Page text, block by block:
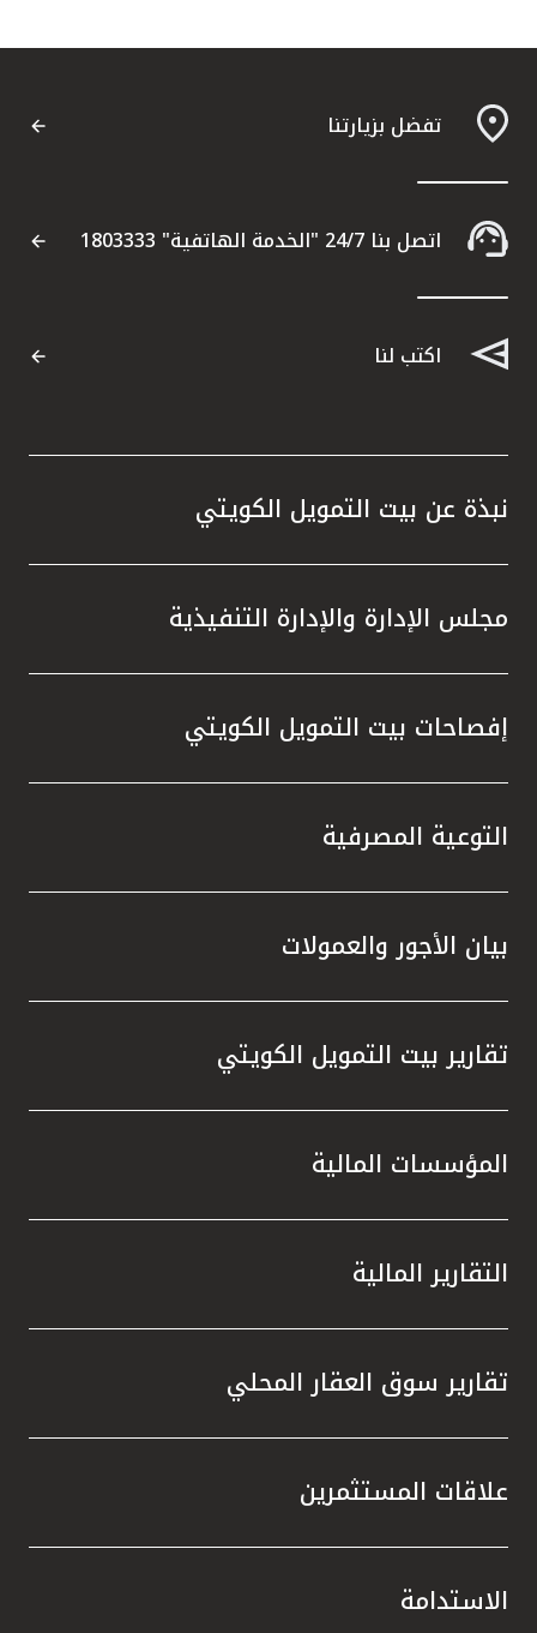
تفضل بزيارتنا
اتصل بنا 24/7 "الخدمة الهاتفية" 1803333
اكتب لنا
نبذة عن بيت التمويل الكويتي
مجلس الإدارة والإدارة التنفيذية
إفصاحات بيت التمويل الكويتي
التوعية المصرفية
بيان الأجور والعمولات
تقارير بيت التمويل الكويتي
المؤسسات المالية
التقارير المالية
تقارير سوق العقار المحلي
علاقات المستثمرين
الاستدامة